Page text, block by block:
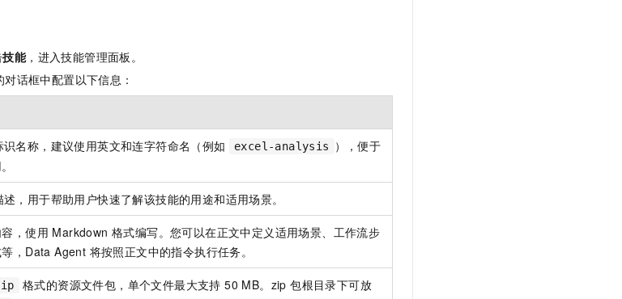
技能，进入技能管理面板。
话框中配置以下信息：
名称，建议使用英文和连字符命名（例如 excel-analysis
），便于
，用于帮助用户快速了解该技能的用途和适用场景。
，使用 Markdown 格式编写。您可以在正文中定义适用场景、工作流步
，Data Agent 将按照正文中的指令执行任务。
格式的资源文件包，单个文件最大支持 50 MB。zip 包根目录下可放